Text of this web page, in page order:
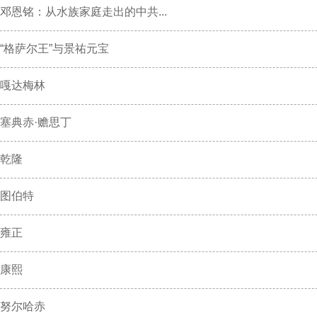
邓恩铭：从水族家庭走出的中共...
“格萨尔王”与景祐元宝
嘎达梅林
塞典赤·赡思丁
乾隆
图伯特
雍正
康熙
努尔哈赤